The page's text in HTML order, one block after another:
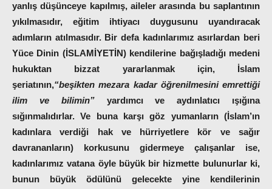
yanlış düşünceye kapılmış, aileler arasında bu saplantının
yıkılmasıdır, eğitim ihtiyacı duygusunu uyandıracak
adımların atılmasıdır. Bir defa kadınlarımız asırlardan beri
Yüce Dinin (İSLAMİYETİN) kendilerine bağışladığı medeni
hukuktan bizzat yararlanmak için, İslam
şeriatının,“beşikten mezara kadar öğrenilmesini emrettiği
ilim ve bilimin”yardımcı ve aydınlatıcı ışığına
sığınmalıdırlar. Ve buna karşı göz yumanların (İslam’ın
kadınlara verdiği hak ve hürriyetlere kör ve sağır
davrananların) korkusunu gidermeye çalışanlar ise,
kadınlarımız vatana öyle büyük bir hizmette bulunurlar ki,
bunun büyük ödülünü gelecekte yine kendilerinin